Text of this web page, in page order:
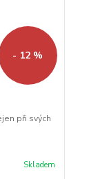
- 12 %
při svých
Skladem